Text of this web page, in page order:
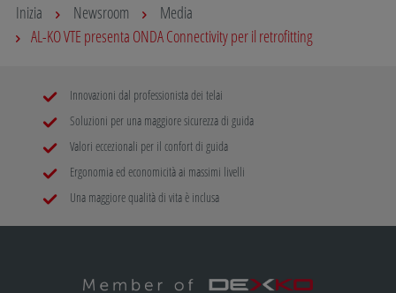
Inizia Newsroom
Media
AL-KO VTE presenta ONDA Connectivity per il retrofitting
Innovazioni dal professionista dei telai
Soluzioni per una maggiore sicurezza di guida
Valori eccezionali per il confort di guida
Ergonomia ed economicità ai massimi livelli
Una maggiore qualità di vita è inclusa